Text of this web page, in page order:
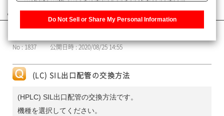
よくあるご質問（FAQ）
No : 1837 公開日時 : 2020/08/25 14:55
(LC) SIL出口配管の交換方法
(HPLC) SIL出口配管の交換方法です。
機種を選択してください。
website with our advertising and analytics partners,
of our sharing information about you with our partners.
Information] to customize your cookie settings on our
Do Not Sell or Share My Personal Information